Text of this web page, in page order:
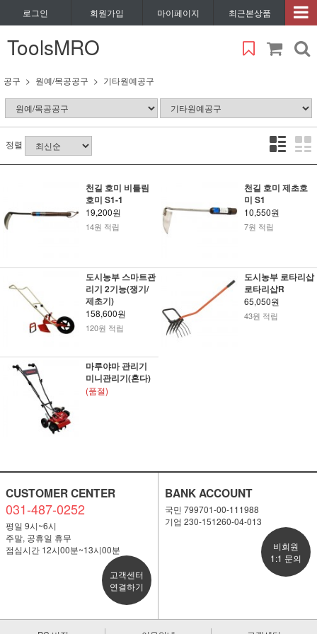
로그인 회원가입 마이페이지 최근본상품
ToolsMRO
공구 원예/목공공구 기타원예공구
정렬
천길 호미 비틀림
호미 S1-1
19,200원
14원 적립
천길 호미 제초호
미 S1
10,550원
7원 적립
도시농부 스마트관
리기 2기능(쟁기/
제초기)
158,600원
120원 적립
도시농부 로타리삽
로타리삽R
65,050원
43원 적립
마루야마 관리기
미니관리기(혼다)
(품절)
CUSTOMER CENTER
031-487-0252
평일 9시~6시
주말, 공휴일 휴무
점심시간 12시00분~13시00분
고객센터
연결하기
BANK ACCOUNT
국민 799701-00-111988
기업 230-151260-04-013
비회원
1:1 문의